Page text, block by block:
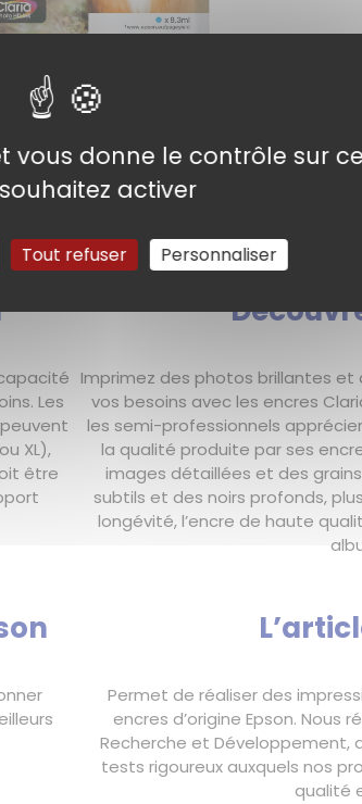
Les
XL),
être
Imprimez des photos brillantes et
vos besoins avec les encres
les semi-professionnels
la qualité produite par ses
images détaillées et des
subtils et des noirs profonds,
longévité, l’encre de haute
Permet de réaliser des
encres d’origine Epson. Nous
Recherche et Développement,
tests rigoureux auxquels nos
qualité
vous donne le contrôle sur
activer
Tout refuser Personnaliser